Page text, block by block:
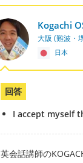
Kogachi
大阪 (難波・
日本
回答
I accept myself
英会話講師の